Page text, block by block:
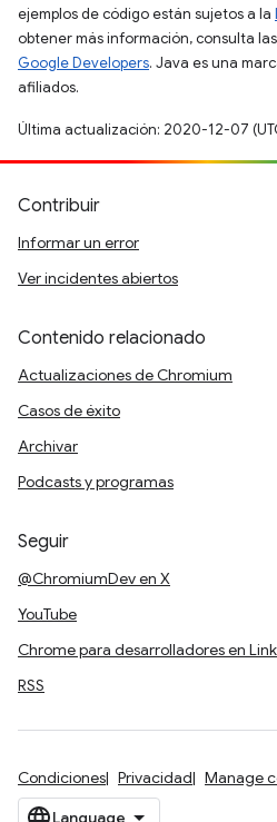
ejemplos de código están sujetos a la
obtener más información, consulta las
Google Developers. Java es una
afiliados.
Última actualización: 2020-12-07
Contribuir
Informar un error
Ver incidentes abiertos
Contenido relacionado
Actualizaciones de Chromium
Casos de éxito
Archivar
Podcasts y programas
Seguir
@ChromiumDev en X
YouTube
Chrome para desarrolladores en
RSS
Condiciones Privacidad Manage